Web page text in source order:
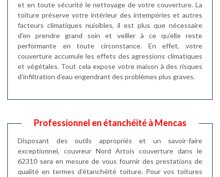
et en toute sécurité le nettoyage de votre couverture. La
toiture préserve votre intérieur des intempéries et autres
facteurs climatiques nuisibles, il est plus que nécessaire
d'en prendre grand soin et veiller à ce qu'elle reste
performante en toute circonstance. En effet, votre
couverture accumule les effets des agressions climatiques
et végétales. Tout cela expose votre maison à des risques
d’infiltration d’eau engendrant des problèmes plus graves.
Professionnel en étanchéité à Mencas
Disposant des outils appropriés et un savoir-faire
exceptionnel, couvreur Nord Artois couverture dans le
62310 sera en mesure de vous fournir des prestations de
qualité en termes d’étanchéité toiture. Pour vos toitures